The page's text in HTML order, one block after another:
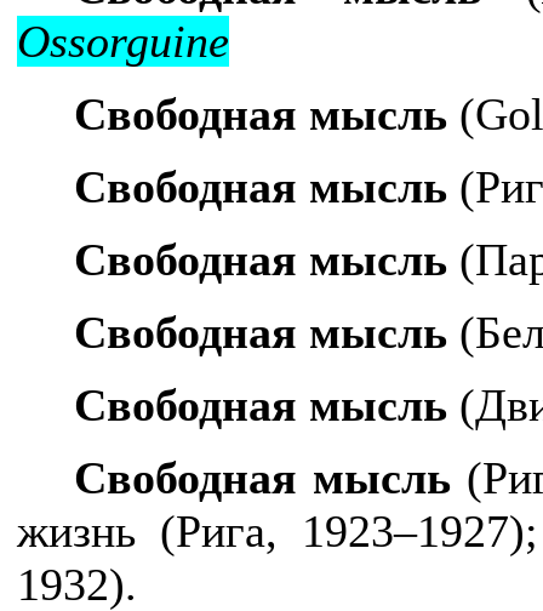
Ossorguine
Свободная мысль (
Свободная мысль
Свободная мысль
Свободная мысль
Свободная мысль
Свободная мысль
жизнь (Рига, 1923–1927)
1932).